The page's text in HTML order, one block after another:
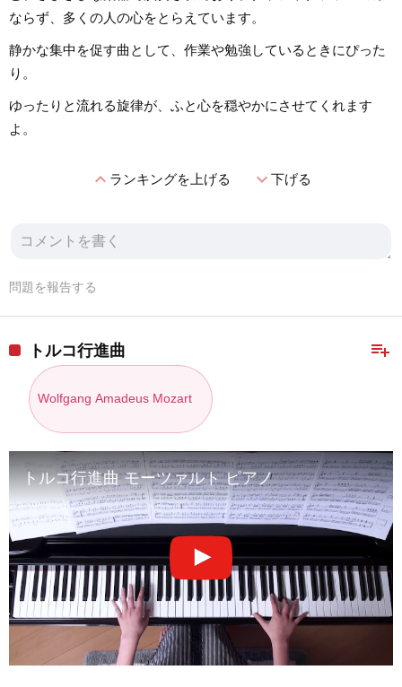
ならず、多くの人の心をとらえています。
静かな集中を促す曲として、作業や勉強しているときにぴった
り。
ゆったりと流れる旋律が、ふと心を穏やかにさせてくれます
よ。
expand_lessランキングを上げる expand_more下げる
問題を報告する
playlist_add
トルコ行進曲
Wolfgang Amadeus Mozart
トルコ行進曲 モーツァルト ピアノ